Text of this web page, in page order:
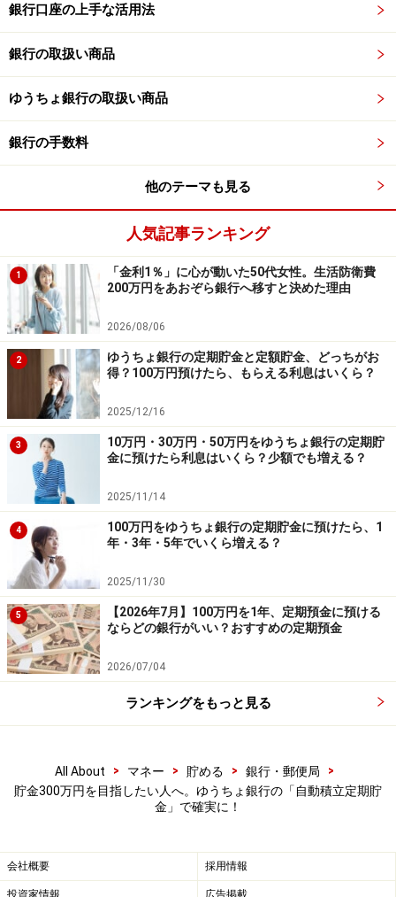
単身世帯、二人以上世帯どちらの場合も、300万円は若
い世代では「しっかり貯めている金額」、年代が上がる
につれて「通過点」としての意味合いが強くなってくる
ゆうちょ銀行の「自動積立定期貯金」で300
300万円は年代によって「安心ライン」として意識され
家計の安定感が高まります。
そこで活用したいのが、ゆうちょ銀行の「自動積立定期
貯金」です。ここでは、その特長を3つに整理してみま
しょう。
●特長1：「先取り貯金」が完全に自動化できる
貯金上手な人が実践しているのが、使う前に貯める「先
取り貯金」です。給料が入ったタイミングで自動的に積
立へ回る仕組みをつくることで、無理なく貯金を続けや
すくなります。
●特長2：1000円からスタートできる気軽さ
積立額は1000円単位で設定可能です。「いきなり大きな
金額は難しい」という方でも、少額から始めて少しずつ
積み上げていくことができます。
●特長3：3年以上の預入で「半年複利」の雪だるま効果
現在の定期貯金の預入期間は3カ月、6カ月、1年、2年、
3年、4年、5年までですが、2026年5月18日から新たに
「10年」が追加されます。
利息の計算方法は、預入期間が3年未満は「単利」（元
利」が適用されます。半年複利とは、半年ごとに受け取
った利息が元本に組み込まれ、次の利息計算の対象にな
にお金が増えていきます。
銀行口座の上手な活用法
銀行の取扱い商品
ゆうちょ銀行の取扱い商品
銀行の手数料
他のテーマも見る
人気記事ランキング
1
「金利1％」に心が動いた50代女性。生活防衛費
200万円をあおぞら銀行へ移すと決めた理由
2026/08/06
2
ゆうちょ銀行の定期貯金と定額貯金、どっちがお
得？100万円預けたら、もらえる利息はいくら？
2025/12/16
3
10万円・30万円・50万円をゆうちょ銀行の定期貯
金に預けたら利息はいくら？少額でも増える？
2025/11/14
4
100万円をゆうちょ銀行の定期貯金に預けたら、1
年・3年・5年でいくら増える？
2025/11/30
5
【2026年7月】100万円を1年、定期預金に預ける
ならどの銀行がいい？おすすめの定期預金
2026/07/04
ランキングをもっと見る
All About > マネー > 貯める > 銀行・郵便局
>
貯金300万円を目指したい人へ。ゆうちょ銀行の「自動積立定期貯
金」で確実に！
会社概要 採用情報